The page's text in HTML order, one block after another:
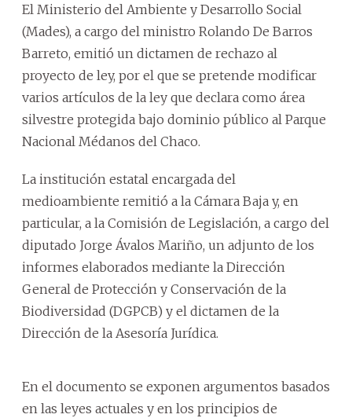
El Ministerio del Ambiente y Desarrollo Social
(Mades), a cargo del ministro Rolando De Barros
Barreto, emitió un dictamen de rechazo al
proyecto de ley, por el que se pretende modificar
varios artículos de la ley que declara como área
silvestre protegida bajo dominio público al Parque
Nacional Médanos del Chaco.
La institución estatal encargada del
medioambiente remitió a la Cámara Baja y, en
particular, a la Comisión de Legislación, a cargo del
diputado Jorge Ávalos Mariño, un adjunto de los
informes elaborados mediante la Dirección
General de Protección y Conservación de la
Biodiversidad (DGPCB) y el dictamen de la
Dirección de la Asesoría Jurídica.
En el documento se exponen argumentos basados
en las leyes actuales y en los principios de